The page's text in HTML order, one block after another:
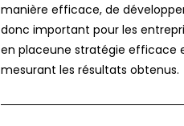
manière efficace, de
donc important pour les
en placeune stratégie efficace
mesurant les résultats obtenus.